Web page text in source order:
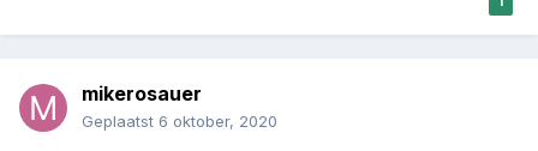
mikerosauer
Geplaatst 6 oktober, 2020